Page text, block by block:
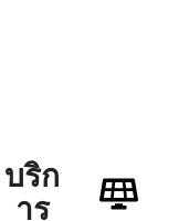
บริก
าร